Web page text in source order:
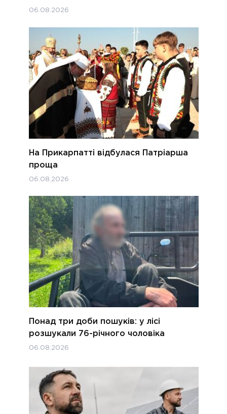
06.08.2026
На Прикарпатті відбулася Патріарша
проща
06.08.2026
Понад три доби пошуків: у лісі
розшукали 76-річного чоловіка
06.08.2026